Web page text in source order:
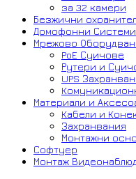
за 32 камери
Безжични
Домофонни Системи
Мрежово
PoE Суичове
Рутери и
UPS
Материали и
Кабели и
Захранвания
Монтажни
Софтуер
Монтаж